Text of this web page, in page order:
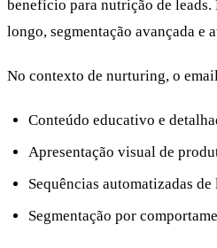
benefício para nutrição de leads.
longo, segmentação avançada e
No contexto de nurturing, o
Conteúdo educativo e
Apresentação visual de
Sequências automatizadas
Segmentação por